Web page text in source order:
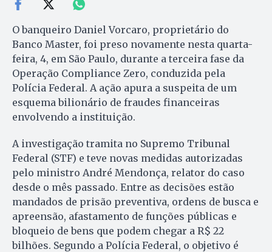
O banqueiro Daniel Vorcaro, proprietário do
Banco Master, foi preso novamente nesta quarta-
feira, 4, em São Paulo, durante a terceira fase da
Operação Compliance Zero, conduzida pela
Polícia Federal. A ação apura a suspeita de um
esquema bilionário de fraudes financeiras
envolvendo a instituição.
A investigação tramita no Supremo Tribunal
Federal (STF) e teve novas medidas autorizadas
pelo ministro André Mendonça, relator do caso
desde o mês passado. Entre as decisões estão
mandados de prisão preventiva, ordens de busca e
apreensão, afastamento de funções públicas e
bloqueio de bens que podem chegar a R$ 22
bilhões. Segundo a Polícia Federal, o objetivo é